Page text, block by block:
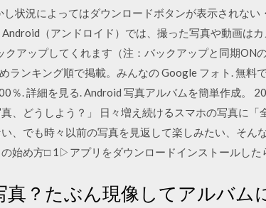
状況によってはダウンロードボタンが表示されな
（アンドロイド）では、撮った写真や動画は
アップしてくれます（注：バックアップと同期ON
ランキング順で掲載。みんなの Google フォト. 無料
％. 詳細を見る. Android 写真アルバムを簡単作成。
、どうしよう？」 日々増え続けるスマホの写真に「
、でも時々以前の写真を見返して楽しみたい、そん
始め方□ 1▷アプリをダウンロードインストールした
？たぶん現像してアルバム